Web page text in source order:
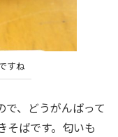
すね
、どうがんばって
そばです。匂いも